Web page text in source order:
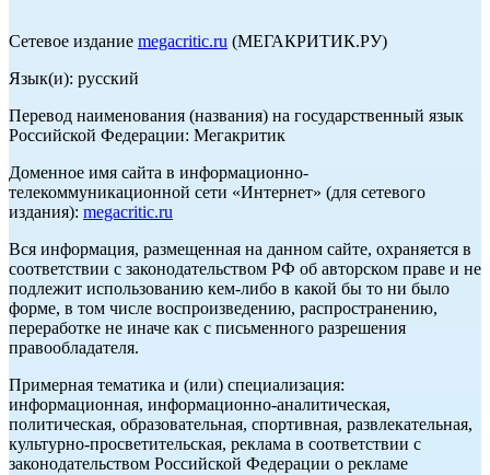
Сетевое издание megacritic.ru (МЕГАКРИТИК.РУ)
Язык(и): русский
Перевод наименования (названия) на государственный язык
Российской Федерации: Мегакритик
Доменное имя сайта в информационно-
телекоммуникационной сети «Интернет» (для сетевого
издания): megacritic.ru
Вся информация, размещенная на данном сайте, охраняется в
соответствии с законодательством РФ об авторском праве и не
подлежит использованию кем-либо в какой бы то ни было
форме, в том числе воспроизведению, распространению,
переработке не иначе как с письменного разрешения
правообладателя.
Примерная тематика и (или) специализация:
информационная, информационно-аналитическая,
политическая, образовательная, спортивная, развлекательная,
культурно-просветительская, реклама в соответствии с
законодательством Российской Федерации о рекламе